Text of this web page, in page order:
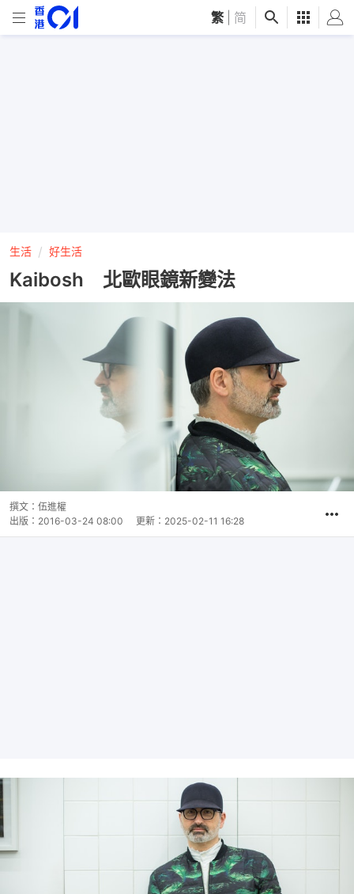
繁 简
生活 好生活
Kaibosh 北歐眼鏡新變法
撰文： 伍進權
出版： 2016-03-24 08:00 更新： 2025-02-11 16:28